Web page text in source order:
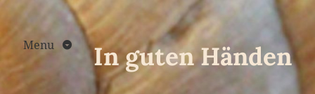
Skip
to
contentMenu In guten Händen